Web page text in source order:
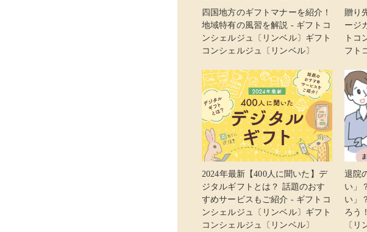
四国地方のギフトマナーを紹介！
地域特有の風習を解説 - ギフトコ
ンシェルジュ〔リンベル〕ギフト
コンシェルジュ〔リンベル〕
贈り
ージ
トコ
フト
2024年最新【400人に聞いた】デ
ジタルギフトとは？ 話題のおす
すめサービスもご紹介 - ギフトコ
ンシェルジュ〔リンベル〕ギフト
コンシェルジュ〔リンベル〕
退院
い」
い」
ろう
〔